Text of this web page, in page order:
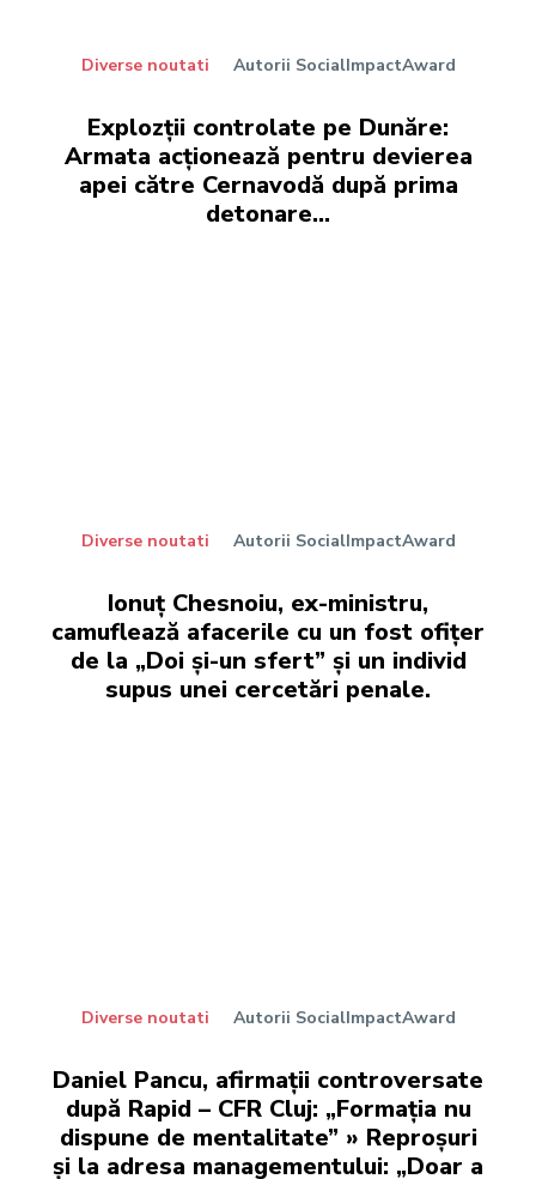
Diverse noutati Autorii SocialImpactAward
Explozții controlate pe Dunăre:
Armata acționează pentru devierea
apei către Cernavodă după prima
detonare…
Diverse noutati Autorii SocialImpactAward
Ionuț Chesnoiu, ex-ministru,
camuflează afacerile cu un fost ofițer
de la „Doi și-un sfert” și un individ
supus unei cercetări penale.
Diverse noutati Autorii SocialImpactAward
Daniel Pancu, afirmații controversate
după Rapid – CFR Cluj: „Formația nu
dispune de mentalitate” » Reproșuri
și la adresa managementului: „Doar a